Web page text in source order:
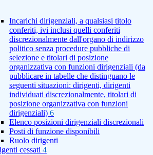
Incarichi dirigenziali, a qualsiasi titolo
conferiti, ivi inclusi quelli conferiti
discrezionalmente dall'organo di indirizzo
politico senza procedure pubbliche di
selezione e titolari di posizione
organizzativa con funzioni dirigenziali (da
pubblicare in tabelle che distinguano le
seguenti situazioni: dirigenti, dirigenti
individuati discrezionalmente, titolari di
posizione organizzativa con funzioni
dirigenziali) 6
Elenco posizioni dirigenziali discrezionali
Posti di funzione disponibili
Ruolo dirigenti
cessati 4